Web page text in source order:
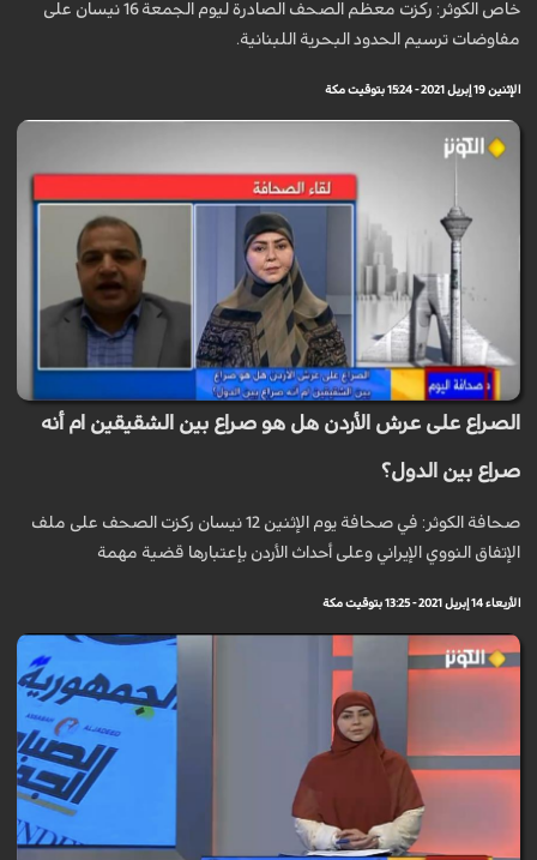
خاص الكوثر: ركزت معظم الصحف الصادرة ليوم الجمعة 16 نيسان على
مفاوضات ترسيم الحدود البحرية اللبنانية.
الإثنين 19 إبريل 2021 - 15:24 بتوقيت مكة
الصراع على عرش الأردن هل هو صراع بين الشقيقين ام أنه
صراع بين الدول؟
صحافة الكوثر: في صحافة يوم الإثنين 12 نيسان ركزت الصحف على ملف
الإتفاق النووي الإيراني وعلى أحداث الأردن بإعتبارها قضية مهمة
الأربعاء 14 إبريل 2021 - 13:25 بتوقيت مكة